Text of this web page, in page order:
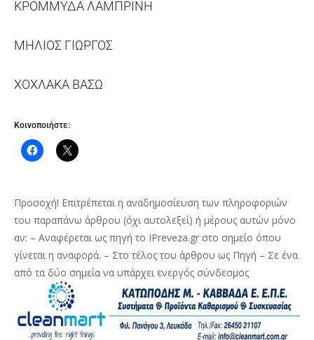
ΚΡΟΜΜΥΔΑ ΛΑΜΠΡΙΝΗ
ΜΗΛΙΟΣ ΓΙΩΡΓΟΣ
ΧΟΧΛΑΚΑ ΒΑΣΩ
Κοινοποιήστε:
Προσοχή! Επιτρέπεται η αναδημοσίευση των πληροφοριών
του παραπάνω άρθρου (όχι αυτολεξεί) ή μέρους αυτών μόνο
αν: – Αναφέρεται ως πηγή το IPreveza.gr στο σημείο όπου
γίνεται η αναφορά. – Στο τέλος του άρθρου ως Πηγή – Σε ένα
από τα δύο σημεία να υπάρχει ενεργός σύνδεσμος